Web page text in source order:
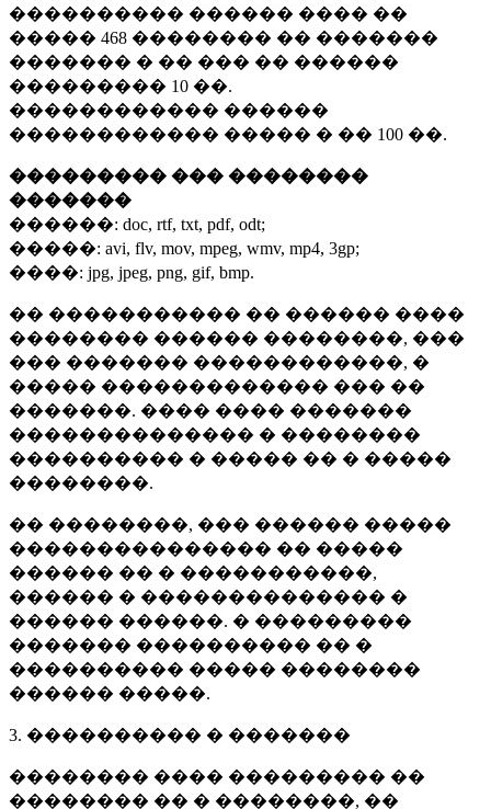
���������� ������ ���� ��
����� 468 �������� �� �������
������� � �� ��� �� ������
��������� 10 ��.
������������ ������
������������ ����� � �� 100 ��.
��������� ��� ��������
�������
������: doc, rtf, txt, pdf, odt;
�����: avi, flv, mov, mpeg, wmv, mp4, 3gp;
����: jpg, jpeg, png, gif, bmp.
�� ����������� �� ������ ����
�������� ������ ��������, ���
��� ������� ������������, �
����� ������������� ��� ��
�������. ���� ���� �������
�������������� � ��������
���������� � ����� �� � �����
��������.
�� ��������, ��� ������ �����
��������������� �� �����
������ �� � �����������,
������ � �������������� �
������ ������. � ���������
������� ���������� �� �
���������� ����� ��������
������ �����.
3. ���������� � �������
�������� ���� ��������� ��
�������� �� � ��������, ��